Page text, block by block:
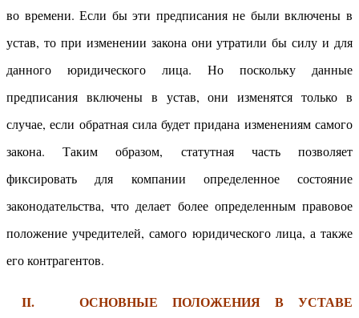
во времени. Если бы эти предписания не были включены в
устав, то при изменении закона они утратили бы силу и для
данного юридического лица. Но поскольку данные
предписания включены в устав, они изменятся только в
случае, если обратная сила будет придана изменениям самого
закона. Таким образом, статутная часть позволяет
фиксировать для компании определенное состояние
законодательства, что делает более определенным правовое
положение учредителей, самого юридического лица, а также
его контрагентов.
II. ОСНОВНЫЕ ПОЛОЖЕНИЯ В УСТАВЕ